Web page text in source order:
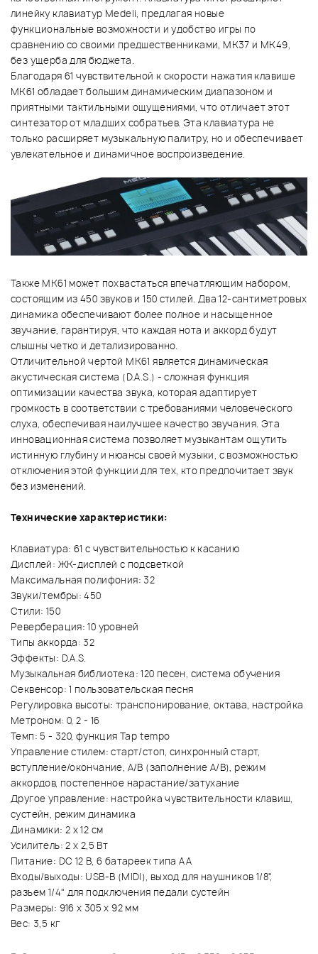
линейку клавиатур Medeli, предлагая новые
функциональные возможности и удобство игры по
сравнению со своими предшественниками, MK37 и MK49,
без ущерба для бюджета.
Благодаря 61 чувствительной к скорости нажатия клавише
MK61 обладает большим динамическим диапазоном и
приятными тактильными ощущениями, что отличает этот
синтезатор от младших собратьев. Эта клавиатура не
только расширяет музыкальную палитру, но и обеспечивает
увлекательное и динамичное воспроизведение.
Также MK61 может похвастаться впечатляющим набором,
состоящим из 450 звуков и 150 стилей. Два 12-сантиметровых
динамика обеспечивают более полное и насыщенное
звучание, гарантируя, что каждая нота и аккорд будут
слышны четко и детализированно.
Отличительной чертой MK61 является динамическая
акустическая система (D.A.S.) - сложная функция
оптимизации качества звука, которая адаптирует
громкость в соответствии с требованиями человеческого
слуха, обеспечивая наилучшее качество звучания. Эта
инновационная система позволяет музыкантам ощутить
истинную глубину и нюансы своей музыки, с возможностью
отключения этой функции для тех, кто предпочитает звук
без изменений.
Технические характеристики:
Клавиатура: 61 с чувствительностью к касанию
Дисплей: ЖК-дисплей с подсветкой
Максимальная полифония: 32
Звуки/тембры: 450
Стили: 150
Реверберация: 10 уровней
Типы аккорда: 32
Эффекты: D.A.S.
Музыкальная библиотека: 120 песен, система обучения
Секвенсор: 1 пользовательская песня
Регулировка высоты: транспонирование, октава, настройка
Метроном: 0, 2 - 16
Темп: 5 - 320, функция Tap tempo
Управление стилем: старт/стоп, синхронный старт,
вступление/окончание, A/B (заполнение A/B), режим
аккордов, постепенное нарастание/затухание
Другое управление: настройка чувствительности клавиш,
сустейн, режим динамика
Динамики: 2 х 12 см
Усилитель: 2 х 2,5 Вт
Питание: DC 12 В, 6 батареек типа АА
Входы/выходы: USB-B (MIDI), выход для наушников 1/8",
разъем 1/4" для подключения педали сустейн
Размеры: 916 х 305 х 92 мм
Вес: 3,5 кг